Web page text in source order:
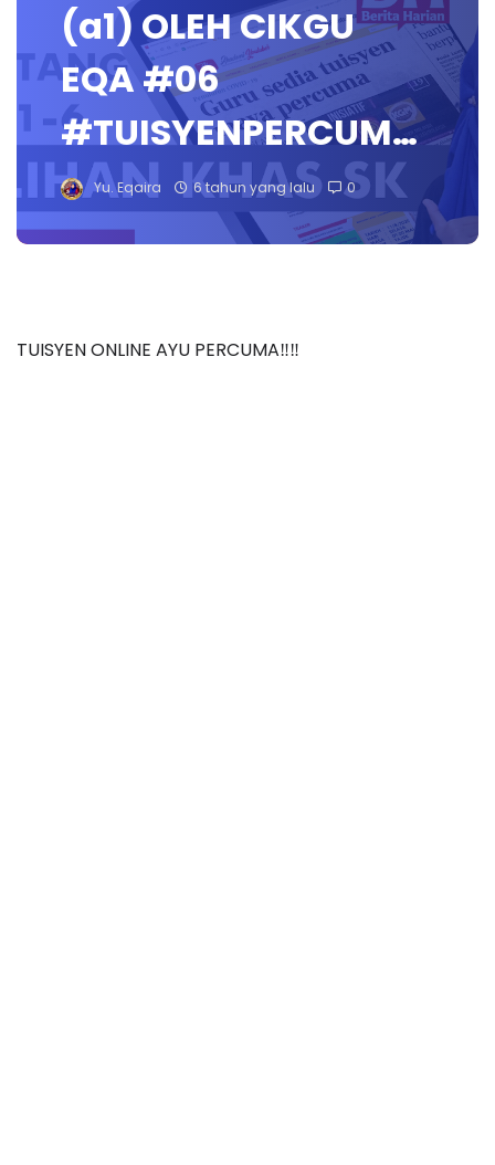
(a1) OLEH CIKGU
EQA #06
#TUISYENPERCUM…
Yu. Eqaira 6 tahun yang lalu 0
TUISYEN ONLINE AYU PERCUMA‼️‼️